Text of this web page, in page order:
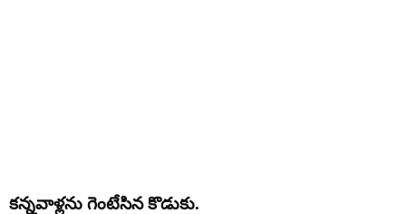
కన్నవాళ్లను గెంటేసిన కొడుకు.